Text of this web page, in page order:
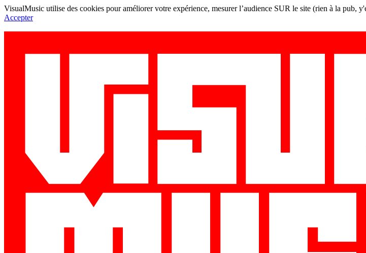
VisualMusic utilise des cookies pour améliorer votre expérience, mesurer l’audience SUR le site (rien à la pub,
Accepter